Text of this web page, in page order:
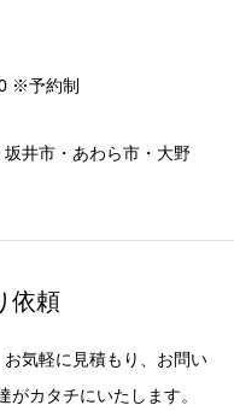
※予約制
井市・あわら市・大野
依頼
気軽に見積もり、お問い
カタチにいたします。